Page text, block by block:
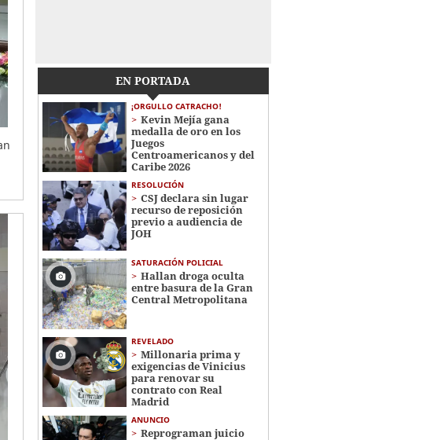
EN PORTADA
¡ORGULLO CATRACHO!
Kevin Mejía gana
medalla de oro en los
Juegos
Centroamericanos y del
Caribe 2026
RESOLUCIÓN
CSJ declara sin lugar
recurso de reposición
previo a audiencia de
JOH
SATURACIÓN POLICIAL
Hallan droga oculta
entre basura de la Gran
Central Metropolitana
REVELADO
Millonaria prima y
exigencias de Vinicius
para renovar su
contrato con Real
Madrid
ANUNCIO
Reprograman juicio